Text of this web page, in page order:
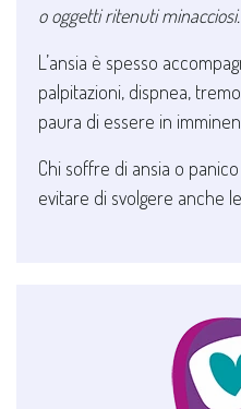
o oggetti ritenuti minacciosi.
L’ansia è spesso
palpitazioni, dispnea,
paura di essere in
Chi soffre di ansia o
evitare di svolgere anche